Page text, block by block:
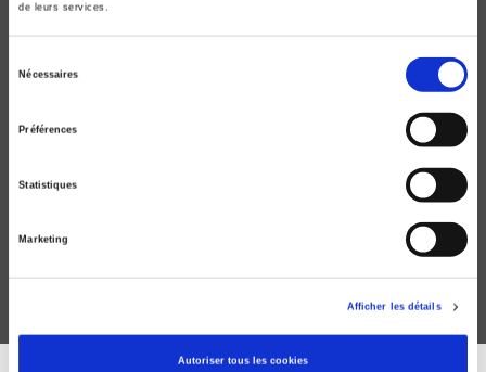
de leurs services.
Nécessaires
Préférences
Statistiques
Marketing
Afficher les détails
Autoriser tous les cookies
Penser la décroissance. Économie de l'après-
Agnès Sinaï, Mathilde Szuba